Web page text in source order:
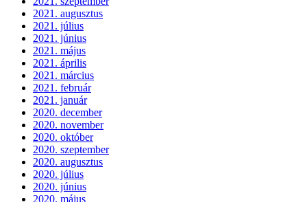
2021. augusztus
2021. július
2021. június
2021. május
2021. április
2021. március
2021. február
2021. január
2020. december
2020. november
2020. október
2020. szeptember
2020. augusztus
2020. július
2020. június
2020. május